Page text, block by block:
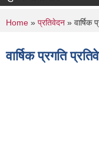
You are
Home » प्रतिवेदन » वार्षिक
वार्षिक प्रगति